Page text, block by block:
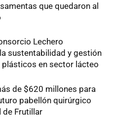
que quedaron al
Lechero
sustentabilidad y gestión
en sector lácteo
de $620 millones para
pabellón quirúrgico
de Frutillar